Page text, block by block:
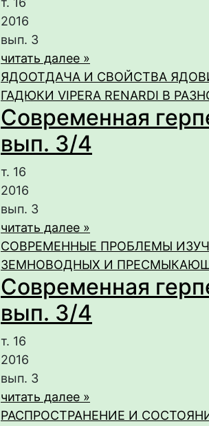
2016
вып. 3
читать далее »
ЯДООТДАЧА И СВОЙСТВА
ГАДЮКИ VIPERA RENARDI В
Современная
вып. 3/4
т. 16
2016
вып. 3
читать далее »
СОВРЕМЕННЫЕ ПРОБЛЕМЫ
ЗЕМНОВОДНЫХ И
Современная
вып. 3/4
т. 16
2016
вып. 3
читать далее »
РАСПРОСТРАНЕНИЕ И